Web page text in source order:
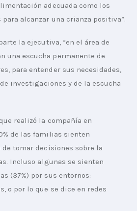
adecuada como los
alcanzar una crianza positiva”.
la ejecutiva, “en el área de
una escucha permanente de
para entender sus necesidades,
investigaciones y de la escucha
realizó la compañía en
de las familias sienten
tomar decisiones sobre la
Incluso algunas se sienten
(37%) por sus entornos:
o por lo que se dice en redes